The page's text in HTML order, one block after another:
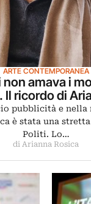
ARTE CONTEMPORANEA
amava i
ricordo di
pubblicità e nella
è stata una
Politi. Lo…
di Arianna Rosica